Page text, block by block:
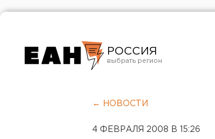
РОССИЯ
Челябинск
← НОВОСТИ
4 ФЕВРАЛЯ 2008 В 15:26